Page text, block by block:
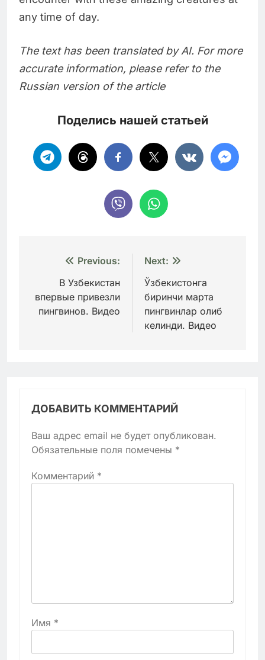
any time of day.
The text has been translated by AI. For more
accurate information, please refer to the
Russian version of the article
Поделись нашей статьей
Навигация
записям
Previous:
В Узбекистан
впервые привезли
пингвинов. Видео
Next:
Ўзбекистонга
биринчи марта
пингвинлар олиб
келинди. Видео
ДОБАВИТЬ КОММЕНТАРИЙ
Ваш адрес email не будет опубликован.
Обязательные поля помечены *
Комментарий *
Имя *